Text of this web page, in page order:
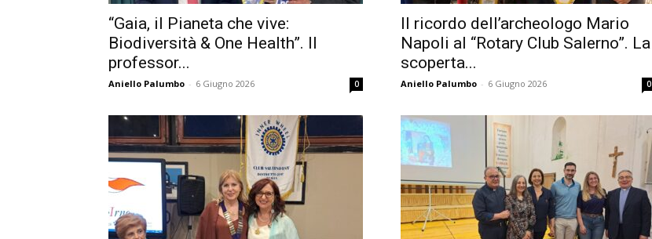
“Gaia, il Pianeta che vive:
Biodiversità & One Health”. Il
professor...
Aniello Palumbo - 6 Giugno 2026 0
Il ricordo dell’archeologo Mario
Napoli al “Rotary Club Salerno”. La
scoperta...
Aniello Palumbo - 6 Giugno 2026 0